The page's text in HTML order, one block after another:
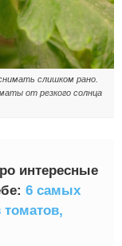
слишком рано.
от резкого солнца
интересные
6 самых